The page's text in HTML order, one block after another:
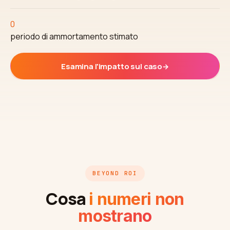
0
periodo di ammortamento stimato
Esamina l'impatto sul caso→
BEYOND ROI
Cosa i numeri non
mostrano